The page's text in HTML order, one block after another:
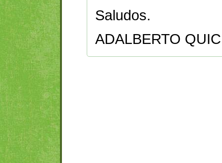
Saludos.
ADALBERTO